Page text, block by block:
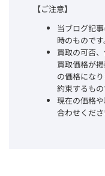
【ご注意】
当ブログ記
時のものです
買取の可否
買取価格が
の価格にな
約束するもの
現在の価格
合わせくださ